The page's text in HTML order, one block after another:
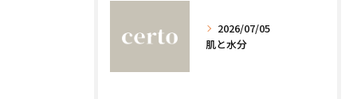
2026/07/05
肌と水分